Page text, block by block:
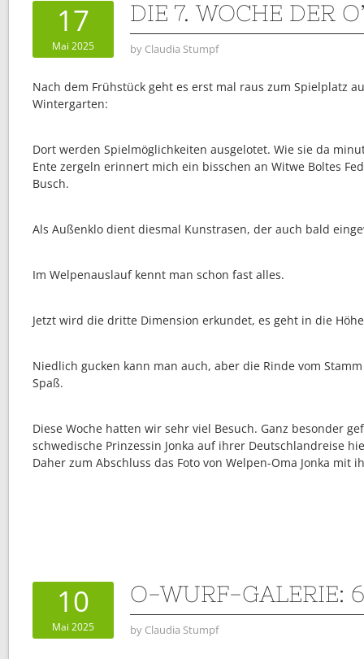
17
Mai 2025
DIE 7. WOCHE DER
by Claudia Stumpf
Nach dem Frühstück geht es erst mal raus zum Spielplatz
Wintergarten:
Dort werden Spielmöglichkeiten ausgelotet. Wie sie da
Ente zergeln erinnert mich ein bisschen an Witwe Boltes
Busch.
Als Außenklo dient diesmal Kunstrasen, der auch bald
Im Welpenauslauf kennt man schon fast alles.
Jetzt wird die dritte Dimension erkundet, es geht in die
Niedlich gucken kann man auch, aber die Rinde vom
Spaß.
Diese Woche hatten wir sehr viel Besuch. Ganz besonder
schwedische Prinzessin Jonka auf ihrer Deutschlandreise
Daher zum Abschluss das Foto von Welpen-Oma Jonka mit
10
Mai 2025
O-WURF-GALERIE:
by Claudia Stumpf